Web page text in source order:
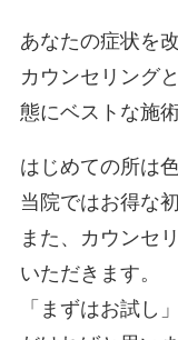
あなたの症状を
カウンセリング
態にベストな施
はじめての所は
当院ではお得な
また、カウンセ
いただきます。
「まずはお試し